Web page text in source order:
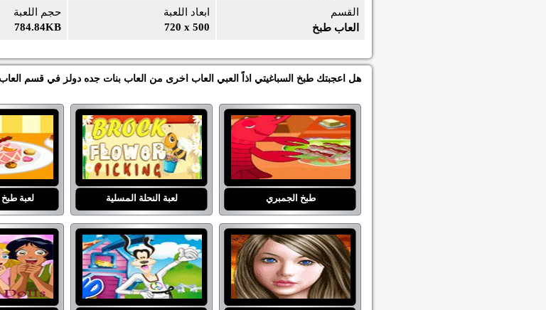
حجم اللعبة
784.84KB
ابعاد اللعبة
720 x 500
القسم
العاب طبخ
هل اعجبتك طبخ السباغيتي اذاً العبي العاب اخرى من العاب بنات جده دولز في قسم
طبخ الجمبري لعبة النحلة المسلية لعبة طبخ